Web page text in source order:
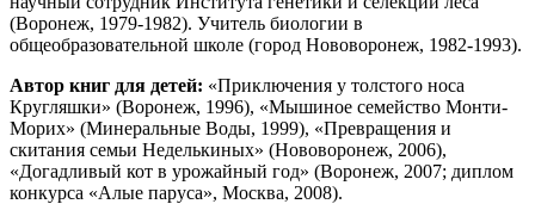
(Воронеж, 1979-1982). Учитель биологии в
общеобразовательной школе (город Нововоронеж, 1982-1993).
Автор книг для детей: «Приключения у толстого носа
Кругляшки» (Воронеж, 1996), «Мышиное семейство Монти-
Морих» (Минеральные Воды, 1999), «Превращения и
скитания семьи Неделькиных» (Нововоронеж, 2006),
«Догадливый кот в урожайный год» (Воронеж, 2007; диплом
конкурса «Алые паруса», Москва, 2008).